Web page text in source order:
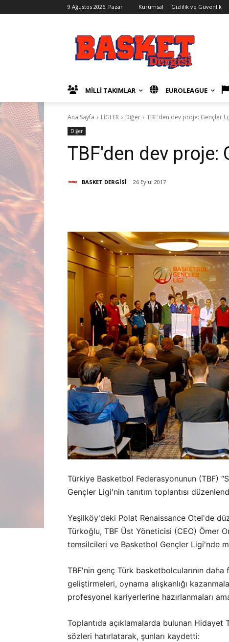
9 Ağustos 2026, Pazar Kurumsal Gizlilik ve Güvenlik
MİLLİ TAKIMLAR EUROLEAGUE
Ana Sayfa LİGLER Diğer TBF'den dev proje: Gençler
Diğer
TBF'den dev proje:
BASKET DERGİSİ 26 Eylül 2017
Türkiye Basketbol Federasyonunun (TBF)
Gençler Ligi'nin tanıtım toplantısı
Yeşilköy'deki Polat Renaissance Otel'de
Türkoğlu, TBF Üst Yöneticisi (CEO) Ömer
temsilcileri ve Basketbol Gençler Ligi'nde
TBF'nin genç Türk basketbolcularının
geliştirmeleri, oynama alışkanlığı
profesyonel kariyerlerine hazırlanmaları
Toplantıda açıklamalarda bulunan
sözleri hatırlatarak, şunları kaydetti: